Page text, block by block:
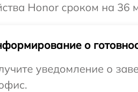
Honor сроком на 36
о
уведомление о